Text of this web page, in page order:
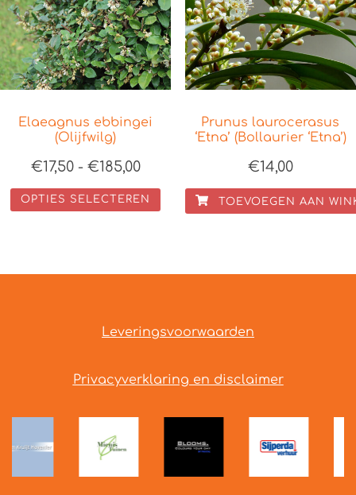
Elaeagnus ebbingei
(Olijfwilg)
€17,50 - €185,00
OPTIES SELECTEREN
Prunus laurocerasus
‘Etna’ (Bollaurier ‘Etna’)
€14,00
TOEVOEGEN AAN
Leveringsvoorwaarden
Privacyverklaring en disclaimer